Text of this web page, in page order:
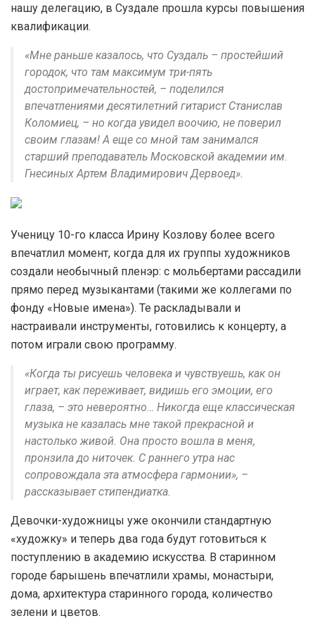
нашу делегацию, в Суздале прошла курсы повышения
квалификации.
«Мне раньше казалось, что Суздаль – простейший
городок, что там максимум три-пять
достопримечательностей, – поделился
впечатлениями десятилетний гитарист Станислав
Коломиец, – но когда увидел воочию, не поверил
своим глазам! А еще со мной там занимался
старший преподаватель Московской академии им.
Гнесиных Артем Владимирович Дервоед».
Ученицу 10-го класса Ирину Козлову более всего
впечатлил момент, когда для их группы художников
создали необычный пленэр: с мольбертами рассадили
прямо перед музыкантами (такими же коллегами по
фонду «Новые имена»). Те раскладывали и
настраивали инструменты, готовились к концерту, а
потом играли свою программу.
«Когда ты рисуешь человека и чувствуешь, как он
играет, как переживает, видишь его эмоции, его
глаза, – это невероятно… Никогда еще классическая
музыка не казалась мне такой прекрасной и
настолько живой. Она просто вошла в меня,
пронзила до ниточек. С раннего утра нас
сопровождала эта атмосфера гармонии», –
рассказывает стипендиатка.
Девочки-художницы уже окончили стандартную
«художку» и теперь два года будут готовиться к
поступлению в академию искусства. В старинном
городе барышень впечатлили храмы, монастыри,
дома, архитектура старинного города, количество
зелени и цветов.